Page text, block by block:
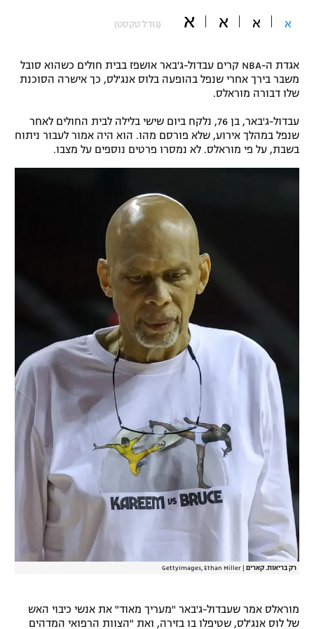
"מחצית בשכונה" – פודקאסט
משתתפים וזוכים בפרסים
תקנון עבור פעילות אלקטרה
טניס
תקנון פעילות ספורט 1
רשיון להקרנה פומבית לבית עסק
הצטרפות לחבילת הערוצים
לוח דרושים – ג'ובנט
תגיות
המגזין
אופניים
ספורט מוטורי
כדורמים
פוטבול אמריקאי NFL
א א א א (גודל טקסט)
אגדת ה-NBA קרים עבדול-ג'באר אושפז בבית חולים כשהוא סובל
משבר בירך אחרי שנפל בהופעה בלוס אנג'לס, כך אישרה הסוכנת
שלו דבורה מוראלס.
עבדול-ג'באר, בן 76, נלקח ביום שישי בלילה לבית החולים לאחר
שנפל במהלך אירוע, שלא פורסם מהו. הוא היה אמור לעבור ניתוח
בשבת, על פי מוראלס. לא נמסרו פרטים נוספים על מצבו.
רק בריאות. קארים GettyImages, Ethan Miller
מוראלס אמר שעבדול-ג'באר "מעריך מאוד" את אנשי כיבוי האש
של לוס אנג'לס, שטיפלו בו בזירה, ואת "הצוות הרפואי המדהים